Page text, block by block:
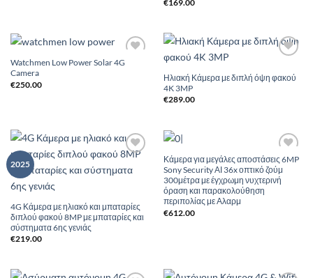
€169.00
Add to
Watchmen Low Power Solar 4G
Camera
€250.00
Wishlist
Ηλιακή Κάμερα με διπλή όψη φακού
4K 3MP
€289.00
2025
Wishlist
4G Κάμερα με ηλιακό και μπαταρίες
διπλού φακού 8MP με μπαταρίες και
σύστηματα 6ης γενιάς
€219.00
Add to
Wishlist
Κάμερα για μεγάλες αποστάσεις 6MP
Sony Security ΑΙ 36x οπτικό ζούμ
300μέτρα με έγχρωμη νυχτερινή
όραση και παρακολούθηση
περιπολίας με Αλαρμ
€612.00